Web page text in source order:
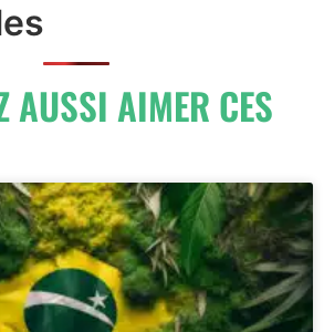
AUSSI AIMER CES